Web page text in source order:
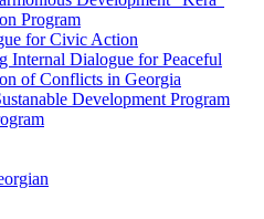
Program
for Civic Action
Internal Dialogue for Peaceful
of Conflicts in Georgia
Development Program